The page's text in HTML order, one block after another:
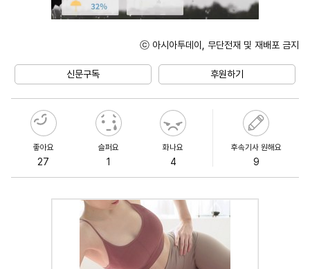
ⓒ 아시아투데이, 무단전재 및 재배포 금지
신문구독 후원하기
좋아요
27
슬퍼요
1
화나요
4
후속기사 원해요
9